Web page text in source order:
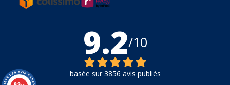
9.2/10
basée sur 3856 avis publiés